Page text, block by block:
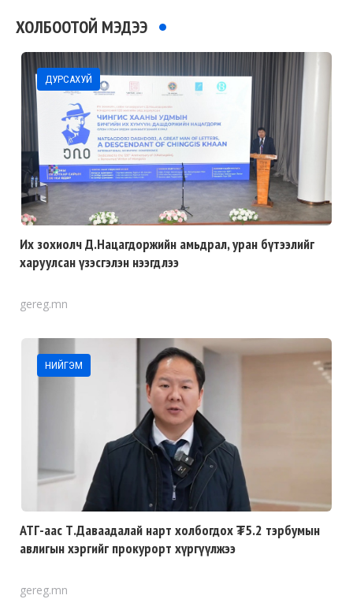
ХОЛБООТОЙ МЭДЭЭ
ДУРСАХУЙ
Их зохиолч Д.Нацагдоржийн амьдрал, уран бүтээлийг
харуулсан үзэсгэлэн нээгдлээ
gereg.mn
НИЙГЭМ
АТГ-аас Т.Даваадалай нарт холбогдох ₮5.2 тэрбумын
авлигын хэргийг прокурорт хүргүүлжээ
gereg.mn